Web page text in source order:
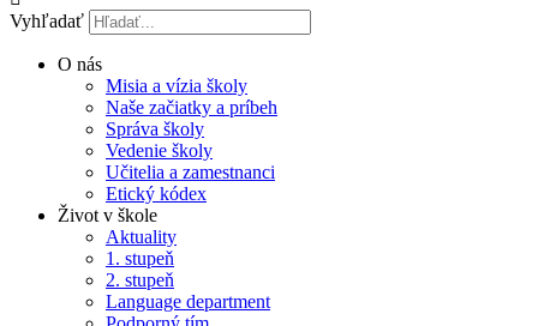
Vyhľadať
O nás
Misia a vízia školy
Naše začiatky a príbeh
Správa školy
Vedenie školy
Učitelia a zamestnanci
Etický kódex
Život v škole
Aktuality
1. stupeň
2. stupeň
Language department